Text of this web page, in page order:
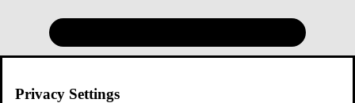
Privacy Settings